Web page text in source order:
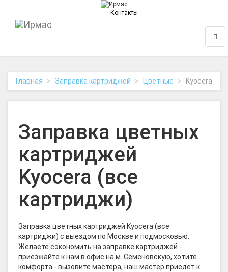
Контакты
Главная Заправка картриджей Цветные Kyocera
Заправка цветных
картриджей
Kyocera (все
картриджи)
Заправка цветных картриджей Kyocera (все
картриджи) с выездом по Москве и подмосковью.
Желаете сэкономить на заправке картриджей -
приезжайте к нам в офис на м. Семеновскую, хотите
комфорта - вызовите мастера, наш мастер приедет к